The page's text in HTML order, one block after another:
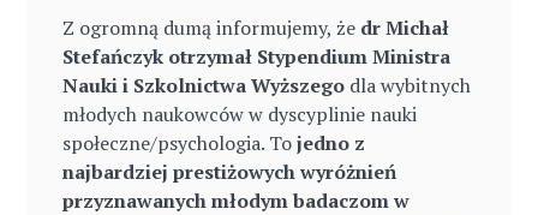
Z ogromną dumą informujemy, że dr Michał
Stefańczyk otrzymał Stypendium Ministra
Nauki i Szkolnictwa Wyższego dla wybitnych
młodych naukowców w dyscyplinie nauki
społeczne/psychologia. Tojedno z
najbardziej prestiżowych wyróżnień
przyznawanych młodym badaczom w